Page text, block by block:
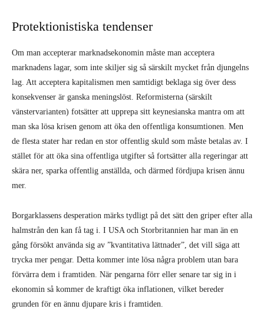
Protektionistiska tendenser
Om man accepterar marknadsekonomin måste man acceptera
marknadens lagar, som inte skiljer sig så särskilt mycket från djungelns
lag. Att acceptera kapitalismen men samtidigt beklaga sig över dess
konsekvenser är ganska meningslöst. Reformisterna (särskilt
vänstervarianten) fotsätter att upprepa sitt keynesianska mantra om att
man ska lösa krisen genom att öka den offentliga konsumtionen. Men
de flesta stater har redan en stor offentlig skuld som måste betalas av. I
stället för att öka sina offentliga utgifter så fortsätter alla regeringar att
skära ner, sparka offentlig anställda, och därmed fördjupa krisen ännu
mer.
Borgarklassens desperation märks tydligt på det sätt den griper efter alla
halmstrån den kan få tag i. I USA och Storbritannien har man än en
gång försökt använda sig av ”kvantitativa lättnader”, det vill säga att
trycka mer pengar. Detta kommer inte lösa några problem utan bara
förvärra dem i framtiden. När pengarna förr eller senare tar sig in i
ekonomin så kommer de kraftigt öka inflationen, vilket bereder
grunden för en ännu djupare kris i framtiden.